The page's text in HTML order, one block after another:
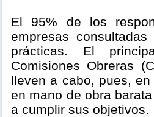
El 95% de los
empresas
prácticas. El
Comisiones Obreras
lleven a cabo, pues,
en mano de obra
a cumplir sus objetivos.